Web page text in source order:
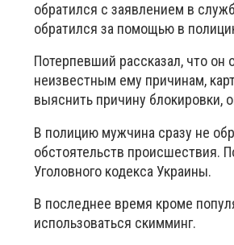
обратился с заявлением в
обратился за помощью в
Потерпевший рассказал, что он
неизвестным ему причинам,
выяснить причину блокировки,
В полицию мужчина сразу не
обстоятельств происшествия.
Уголовного кодекса Украины.
В последнее время кроме
использоваться скимминг.